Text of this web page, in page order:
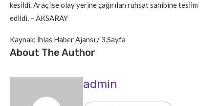
kesildi. Araç ise olay yerine çağırılan ruhsat sahibine teslim
edildi. – AKSARAY
Kaynak: İhlas Haber Ajansı / 3.Sayfa
About The Author
admin